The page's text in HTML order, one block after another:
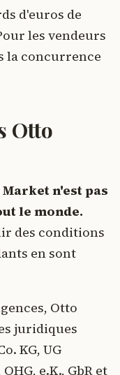
d'euros de
les vendeurs
la concurrence
Otto
Market n'est pas
le monde.
des conditions
en sont
Otto
juridiques
KG, UG
e.K., GbR et